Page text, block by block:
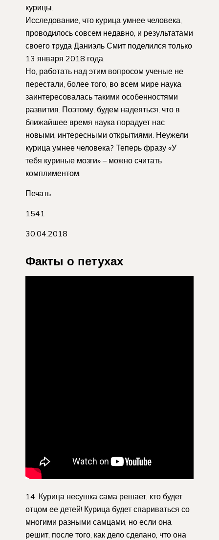
курицы.
Исследование, что курица умнее человека,
проводилось совсем недавно, и результатами
своего труда Даниэль Смит поделился только
13 января 2018 года.
Но, работать над этим вопросом ученые не
перестали, более того, во всем мире наука
заинтересовалась такими особенностями
развития. Поэтому, будем надеяться, что в
ближайшее время наука порадует нас
новыми, интересными открытиями. Неужели
курица умнее человека? Теперь фразу «У
тебя куриные мозги» – можно считать
комплиментом.
Печать
1541
30.04.2018
Факты о петухах
14. Курица несушка сама решает, кто будет
отцом ее детей! Курица будет спариваться со
многими разными самцами, но если она
решит, после того, как дело сделано, что она